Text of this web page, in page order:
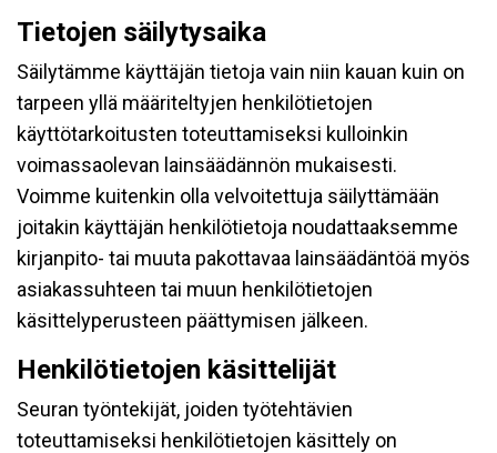
Tietojen säilytysaika
Säilytämme käyttäjän tietoja vain niin kauan kuin on
tarpeen yllä määriteltyjen henkilötietojen
käyttötarkoitusten toteuttamiseksi kulloinkin
voimassaolevan lainsäädännön mukaisesti.
Voimme kuitenkin olla velvoitettuja säilyttämään
joitakin käyttäjän henkilötietoja noudattaaksemme
kirjanpito- tai muuta pakottavaa lainsäädäntöä myös
asiakassuhteen tai muun henkilötietojen
käsittelyperusteen päättymisen jälkeen.
Henkilötietojen käsittelijät
Seuran työntekijät, joiden työtehtävien
toteuttamiseksi henkilötietojen käsittely on